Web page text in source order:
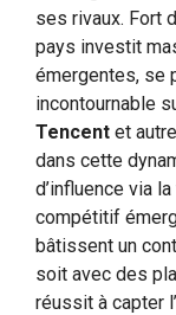
ses rivaux. Fort
pays investit
émergentes, se
incontournable
Tencent et
dans cette
d’influence via
compétitif
bâtissent un
soit avec des
réussit à capter